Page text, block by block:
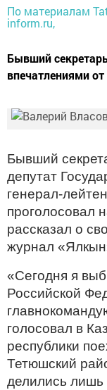
По материалам
inform.ru,
Бывший
впечатлениями
Бывший
депутат
генерал-
проголосовал
рассказал о
журнал
«Сегодня я
Российской
голосовал в
республики
Тетюшский
делились